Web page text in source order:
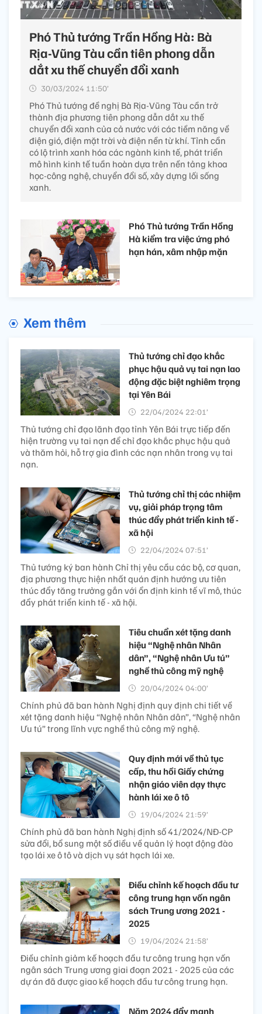
Phó Thủ tướng Trần Hồng Hà: Bà
Rịa-Vũng Tàu cần tiên phong dẫn
dắt xu thế chuyển đổi xanh
30/03/2024 11:50’
Phó Thủ tướng đề nghị Bà Rịa-Vũng Tàu cần trở
thành địa phương tiên phong dẫn dắt xu thế
chuyển đổi xanh của cả nước với các tiềm năng về
điện gió, điện mặt trời và điện nền từ khí. Tỉnh cần
có lộ trình xanh hóa các ngành kinh tế, phát triển
mô hình kinh tế tuần hoàn dựa trên nền tảng khoa
học-công nghệ, chuyển đổi số, xây dựng lối sống
xanh.
Phó Thủ tướng Trần Hồng
Hà kiểm tra việc ứng phó
hạn hán, xâm nhập mặn
Xem thêm
Thủ tướng chỉ đạo khắc
phục hậu quả vụ tai nạn lao
động đặc biệt nghiêm trọng
tại Yên Bái
22/04/2024 22:01’
Thủ tướng chỉ đạo lãnh đạo tỉnh Yên Bái trực tiếp đến
hiện trường vụ tai nạn để chỉ đạo khắc phục hậu quả
và thăm hỏi, hỗ trợ gia đình các nạn nhân trong vụ tai
nạn.
Thủ tướng chỉ thị các nhiệm
vụ, giải pháp trọng tâm
thúc đẩy phát triển kinh tế -
xã hội​
22/04/2024 07:51’
Thủ tướng ký ban hành Chỉ thị yêu cầu các bộ, cơ quan,
địa phương thực hiện nhất quán định hướng ưu tiên
thúc đẩy tăng trưởng gắn với ổn định kinh tế vĩ mô, thúc
đẩy phát triển kinh tế - xã hội​.
Tiêu chuẩn xét tặng danh
hiệu “Nghệ nhân Nhân
dân”, “Nghệ nhân Ưu tú”
nghề thủ công mỹ nghệ
20/04/2024 04:00’
Chính phủ đã ban hành Nghị định quy định chi tiết về
xét tặng danh hiệu “Nghệ nhân Nhân dân”, “Nghệ nhân
Ưu tú” trong lĩnh vực nghề thủ công mỹ nghệ.
Quy định mới về thủ tục
cấp, thu hồi Giấy chứng
nhận giáo viên dạy thực
hành lái xe ô tô
19/04/2024 21:59’
Chính phủ đã ban hành Nghị định số 41/2024/NĐ-CP
sửa đổi, bổ sung một số điều về quản lý hoạt động đào
tạo lái xe ô tô và dịch vụ sát hạch lái xe.
Điều chỉnh kế hoạch đầu tư
công trung hạn vốn ngân
sách Trung ương 2021 -
2025
19/04/2024 21:58’
Điều chỉnh giảm kế hoạch đầu tư công trung hạn vốn
ngân sách Trung ương giai đoạn 2021 - 2025 của các
dự án đã được giao kế hoạch đầu tư công trung hạn.
Năm 2024 đẩy mạnh